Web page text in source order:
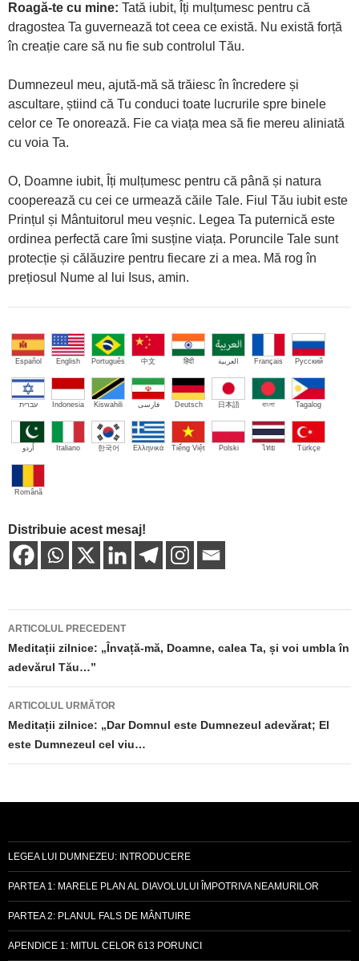
Roagă-te cu mine: Tată iubit, Îți mulțumesc pentru că
dragostea Ta guvernează tot ceea ce există. Nu există forță
în creație care să nu fie sub controlul Tău.
Dumnezeul meu, ajută-mă să trăiesc în încredere și
ascultare, știind că Tu conduci toate lucrurile spre binele
celor ce Te onorează. Fie ca viața mea să fie mereu aliniată
cu voia Ta.
O, Doamne iubit, Îți mulțumesc pentru că până și natura
cooperează cu cei ce urmează căile Tale. Fiul Tău iubit este
Prințul și Mântuitorul meu veșnic. Legea Ta puternică este
ordinea perfectă care îmi susține viața. Poruncile Tale sunt
protecție și călăuzire pentru fiecare zi a mea. Mă rog în
prețiosul Nume al lui Isus, amin.
Español English Português 中文 हिंदी العربية Français Русский
עברית Indonesia Kiswahili فارسی Deutsch 日本語 বাংলা Tagalog
اُردو Italiano 한국어 Ελληνικά Tiếng Việt Polski ไทย Türkçe
Română
Distribuie acest mesaj!
Navigare
în
articole
ARTICOLUL PRECEDENT
Meditații zilnice: „Învață-mă, Doamne, calea Ta, și voi umbla în
adevărul Tău…”
ARTICOLUL URMĂTOR
Meditații zilnice: „Dar Domnul este Dumnezeul adevărat; El
este Dumnezeul cel viu…
LEGEA LUI DUMNEZEU: INTRODUCERE
PARTEA 1: MARELE PLAN AL DIAVOLULUI ÎMPOTRIVA NEAMURILOR
PARTEA 2: PLANUL FALS DE MÂNTUIRE
APENDICE 1: MITUL CELOR 613 PORUNCI